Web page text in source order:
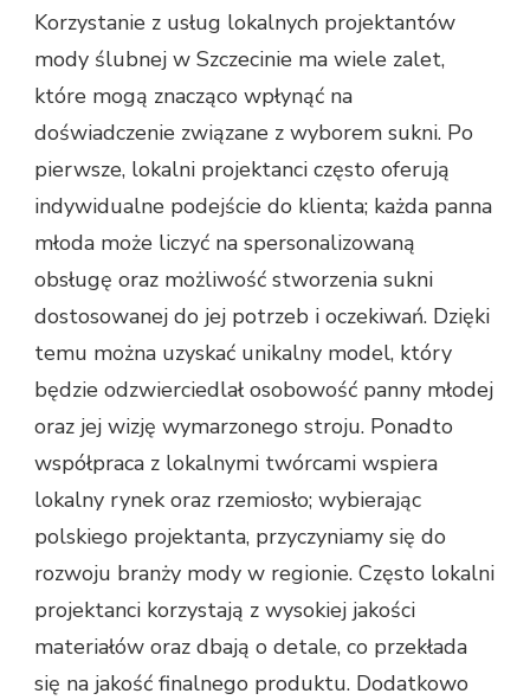
Korzystanie z usług lokalnych projektantów
mody ślubnej w Szczecinie ma wiele zalet,
które mogą znacząco wpłynąć na
doświadczenie związane z wyborem sukni. Po
pierwsze, lokalni projektanci często oferują
indywidualne podejście do klienta; każda panna
młoda może liczyć na spersonalizowaną
obsługę oraz możliwość stworzenia sukni
dostosowanej do jej potrzeb i oczekiwań. Dzięki
temu można uzyskać unikalny model, który
będzie odzwierciedlał osobowość panny młodej
oraz jej wizję wymarzonego stroju. Ponadto
współpraca z lokalnymi twórcami wspiera
lokalny rynek oraz rzemiosło; wybierając
polskiego projektanta, przyczyniamy się do
rozwoju branży mody w regionie. Często lokalni
projektanci korzystają z wysokiej jakości
materiałów oraz dbają o detale, co przekłada
się na jakość finalnego produktu. Dodatkowo